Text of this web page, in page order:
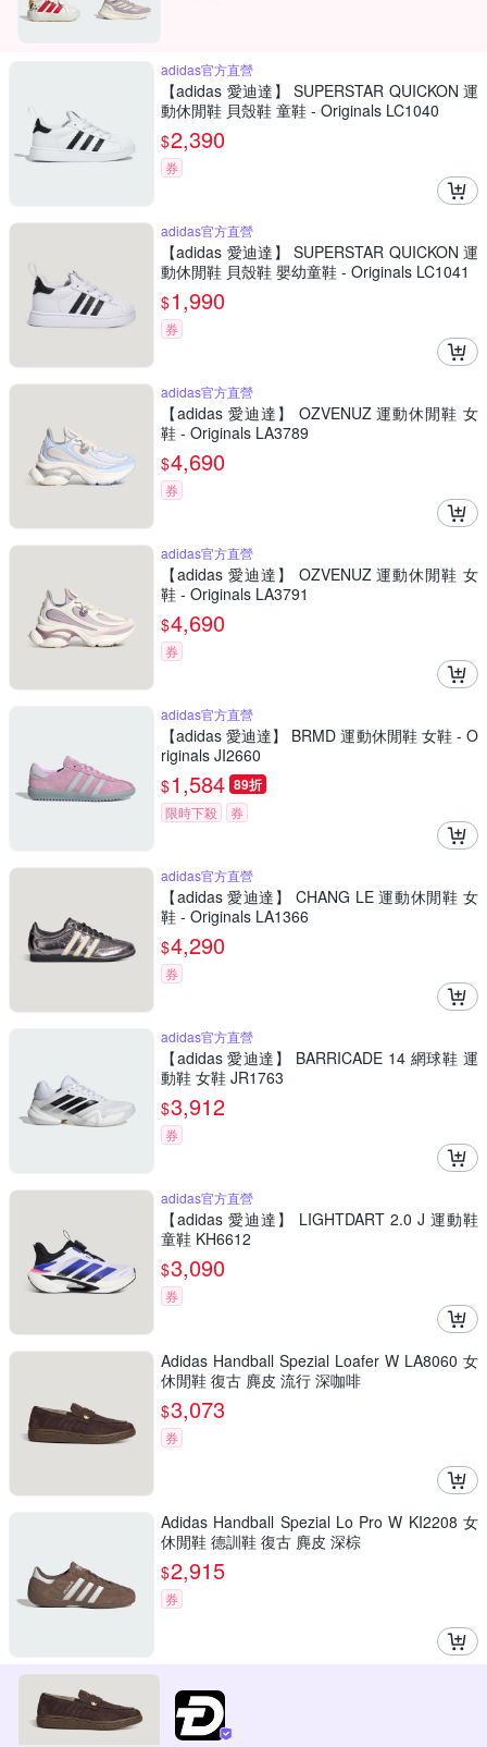
adidas官方直營
【adidas 愛迪達】 SUPERSTAR QUICKON 運
動休閒鞋 貝殼鞋 童鞋 - Originals LC1040
$2,390
券
adidas官方直營
【adidas 愛迪達】 SUPERSTAR QUICKON 運
動休閒鞋 貝殼鞋 嬰幼童鞋 - Originals LC1041
$1,990
券
adidas官方直營
【adidas 愛迪達】 OZVENUZ 運動休閒鞋 女
鞋 - Originals LA3789
$4,690
券
adidas官方直營
【adidas 愛迪達】 OZVENUZ 運動休閒鞋 女
鞋 - Originals LA3791
$4,690
券
adidas官方直營
【adidas 愛迪達】 BRMD 運動休閒鞋 女鞋 - O
riginals JI2660
$1,584 89折
限時下殺 券
adidas官方直營
【adidas 愛迪達】 CHANG LE 運動休閒鞋 女
鞋 - Originals LA1366
$4,290
券
adidas官方直營
【adidas 愛迪達】 BARRICADE 14 網球鞋 運
動鞋 女鞋 JR1763
$3,912
券
adidas官方直營
【adidas 愛迪達】 LIGHTDART 2.0 J 運動鞋
童鞋 KH6612
$3,090
券
Adidas Handball Spezial Loafer W LA8060 女
休閒鞋 復古 麂皮 流行 深咖啡
$3,073
券
Adidas Handball Spezial Lo Pro W KI2208 女
休閒鞋 德訓鞋 復古 麂皮 深棕
$2,915
券